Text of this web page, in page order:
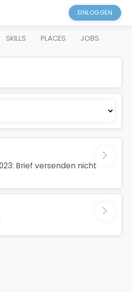
EINLOGGEN
SKILLS PLACES JOBS
Brief versenden nicht